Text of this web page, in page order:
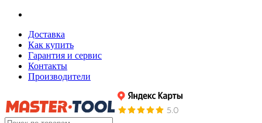
Доставка
Как купить
Гарантия и сервис
Контакты
Производители